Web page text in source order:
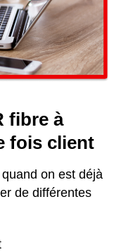
fibre à
fois client
on est déjà
de différentes